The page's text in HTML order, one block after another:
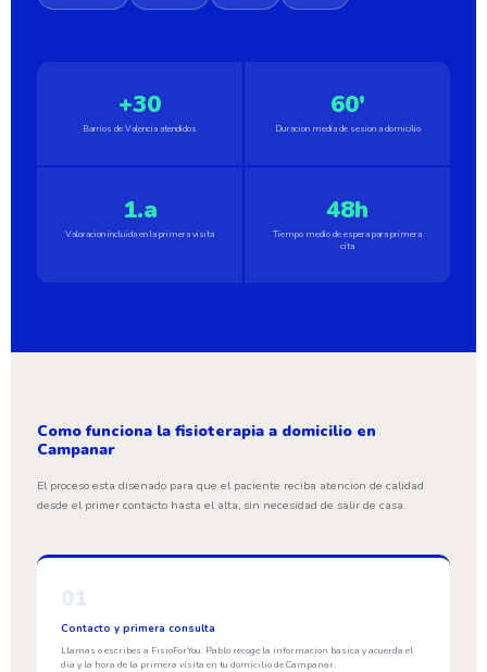
+30
Barrios de Valencia atendidos
60'
Duracion media de sesion a domicilio
1.a
Valoracion incluida en la primera visita
48h
Tiempo medio de espera para primera
cita
Como funciona la fisioterapia a domicilio en
Campanar
El proceso esta disenado para que el paciente reciba atencion de calidad
desde el primer contacto hasta el alta, sin necesidad de salir de casa.
Contacto y primera consulta
Llamas o escribes a FisioForYou. Pablo recoge la informacion basica y acuerda el
dia y la hora de la primera visita en tu domicilio de Campanar.